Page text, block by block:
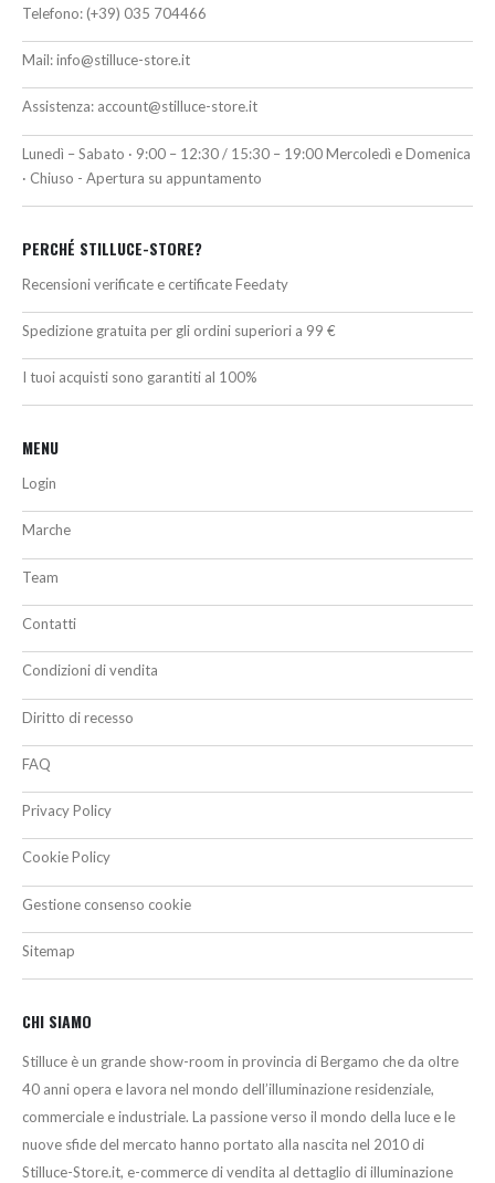
Telefono: (+39) 035 704466
Mail:info@stilluce-store.it
Assistenza: account@stilluce-store.it
Lunedì – Sabato · 9:00 – 12:30 / 15:30 – 19:00 Mercoledì e Domenica
· Chiuso - Apertura su appuntamento
PERCHÉ STILLUCE-STORE?
Recensioni verificate e certificate Feedaty
Spedizione gratuita per gli ordini superiori a 99 €
I tuoi acquisti sono garantiti al 100%
MENU
Login
Marche
Team
Contatti
Condizioni di vendita
Diritto di recesso
FAQ
Privacy Policy
Cookie Policy
Gestione consenso cookie
Sitemap
CHI SIAMO
Stilluce è un grande show-room in provincia di Bergamo che da oltre
40 anni opera e lavora nel mondo dell’illuminazione residenziale,
commerciale e industriale. La passione verso il mondo della luce e le
nuove sfide del mercato hanno portato alla nascita nel 2010 di
Stilluce-Store.it, e-commerce di vendita al dettaglio di illuminazione